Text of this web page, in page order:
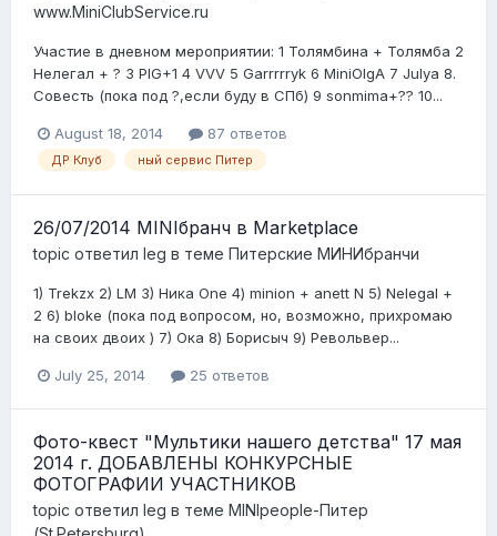
www.MiniClubService.ru
Участие в дневном мероприятии: 1 Толямбина + Толямба 2
Нелегал + ? 3 PIG+1 4 VVV 5 Garrrrryk 6 MiniOlgA 7 Julya 8.
Совесть (пока под ?,если буду в СПб) 9 sonmima+?? 10...
August 18, 2014 87 ответов
ДР Клуб ный сервис Питер
26/07/2014 MINIбранч в Marketplace
topic ответил leg в теме Питерские МИНИбранчи
1) Trekzx 2) LM 3) Ника One 4) minion + anett N 5) Nelegal +
2 6) bloke (пока под вопросом, но, возможно, прихромаю
на своих двоих ) 7) Ока 8) Борисыч 9) Револьвер...
July 25, 2014 25 ответов
Фото-квест "Мультики нашего детства" 17 мая
2014 г. ДОБАВЛЕНЫ КОНКУРСНЫЕ
ФОТОГРАФИИ УЧАСТНИКОВ
topic ответил leg в теме MINIpeople-Питер